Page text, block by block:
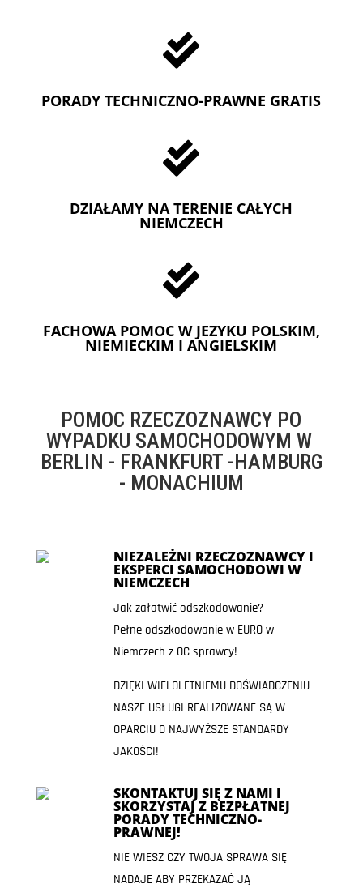

PORADY TECHNICZNO-PRAWNE GRATIS

DZIAŁAMY NA TERENIE CAŁYCH
NIEMCZECH

FACHOWA POMOC W JEZYKU POLSKIM,
NIEMIECKIM I ANGIELSKIM
POMOC RZECZOZNAWCY PO
WYPADKU SAMOCHODOWYM W
BERLIN - FRANKFURT -HAMBURG
- MONACHIUM
NIEZALEŻNI RZECZOZNAWCY I
EKSPERCI SAMOCHODOWI W
NIEMCZECH
Jak załatwić odszkodowanie?
Pełne odszkodowanie w EURO w
Niemczech z OC sprawcy!
DZIĘKI WIELOLETNIEMU DOŚWIADCZENIU
NASZE USŁUGI REALIZOWANE SĄ W
OPARCIU O NAJWYŻSZE STANDARDY
JAKOŚCI!
SKONTAKTUJ SIĘ Z NAMI I
SKORZYSTAJ Z BEZPŁATNEJ
PORADY TECHNICZNO-
PRAWNEJ!
NIE WIESZ CZY TWOJA SPRAWA SIĘ
NADAJE ABY PRZEKAZAĆ JĄ